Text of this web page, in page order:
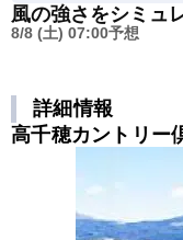
風の強さをシミュ
8/8 (土) 07:00予想
詳細情報
高千穂カントリー